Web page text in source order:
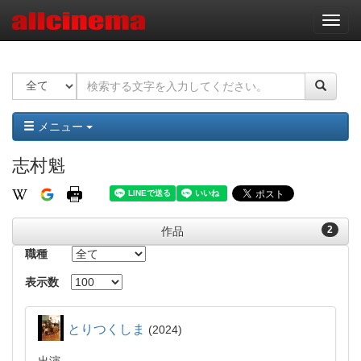
ナ
ビ
ー
ョ
ン
メニュー
志村魁
2
作品
職種
表示数
とりつくしま 2024